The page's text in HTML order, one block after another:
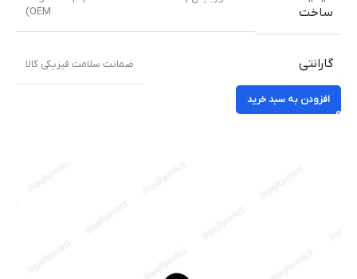
ساخت
OEM)
گارانتی ضمانت سلامت فیزیکی کالا
افزودن به سبد خرید